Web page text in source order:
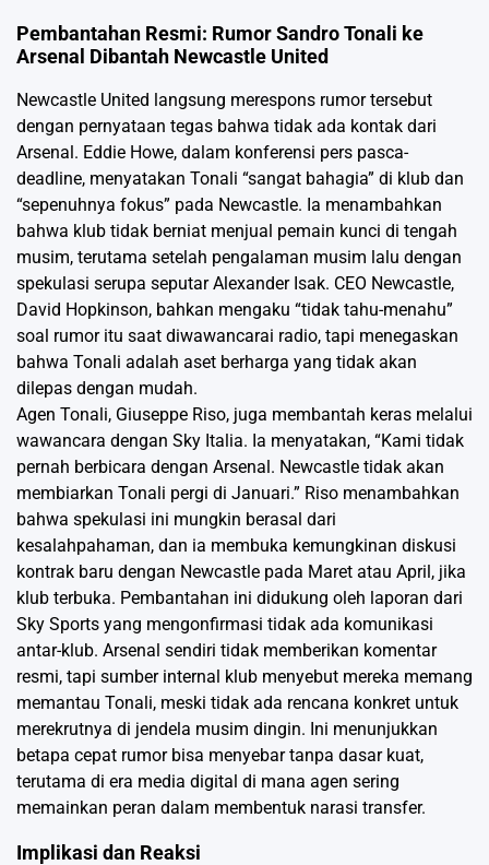
Pembantahan Resmi: Rumor Sandro Tonali ke
Arsenal Dibantah Newcastle United
Newcastle United langsung merespons rumor tersebut
dengan pernyataan tegas bahwa tidak ada kontak dari
Arsenal. Eddie Howe, dalam konferensi pers pasca-
deadline, menyatakan Tonali “sangat bahagia” di klub dan
“sepenuhnya fokus” pada Newcastle. Ia menambahkan
bahwa klub tidak berniat menjual pemain kunci di tengah
musim, terutama setelah pengalaman musim lalu dengan
spekulasi serupa seputar Alexander Isak. CEO Newcastle,
David Hopkinson, bahkan mengaku “tidak tahu-menahu”
soal rumor itu saat diwawancarai radio, tapi menegaskan
bahwa Tonali adalah aset berharga yang tidak akan
dilepas dengan mudah.
Agen Tonali, Giuseppe Riso, juga membantah keras melalui
wawancara dengan Sky Italia. Ia menyatakan, “Kami tidak
pernah berbicara dengan Arsenal. Newcastle tidak akan
membiarkan Tonali pergi di Januari.” Riso menambahkan
bahwa spekulasi ini mungkin berasal dari
kesalahpahaman, dan ia membuka kemungkinan diskusi
kontrak baru dengan Newcastle pada Maret atau April, jika
klub terbuka. Pembantahan ini didukung oleh laporan dari
Sky Sports yang mengonfirmasi tidak ada komunikasi
antar-klub. Arsenal sendiri tidak memberikan komentar
resmi, tapi sumber internal klub menyebut mereka memang
memantau Tonali, meski tidak ada rencana konkret untuk
merekrutnya di jendela musim dingin. Ini menunjukkan
betapa cepat rumor bisa menyebar tanpa dasar kuat,
terutama di era media digital di mana agen sering
memainkan peran dalam membentuk narasi transfer.
Implikasi dan Reaksi